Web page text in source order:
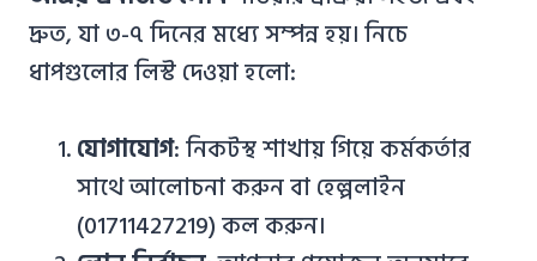
দ্রুত, যা ৩-৭ দিনের মধ্যে সম্পন্ন হয়। নিচে
ধাপগুলোর লিস্ট দেওয়া হলো:
যোগাযোগ: নিকটস্থ শাখায় গিয়ে কর্মকর্তার
সাথে আলোচনা করুন বা হেল্পলাইন
(01711427219) কল করুন।